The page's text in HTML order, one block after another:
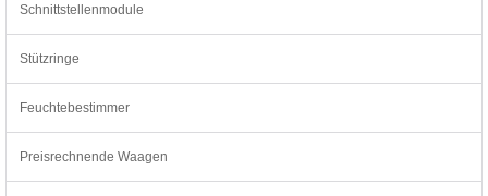
Schnittstellenmodule
Stützringe
Feuchtebestimmer
Preisrechnende Waagen